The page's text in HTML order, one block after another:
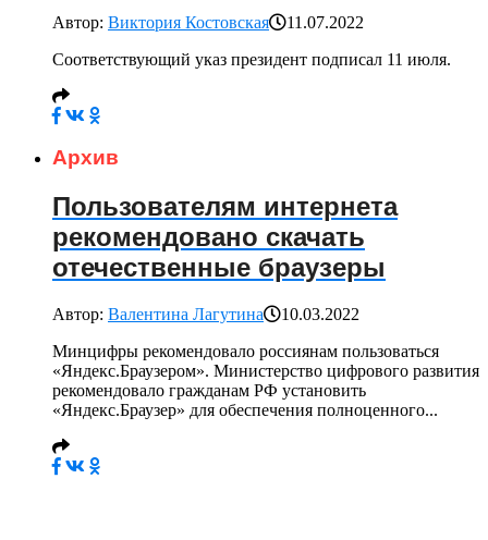
Автор: Виктория Костовская
11.07.2022
Соответствующий указ президент подписал 11 июля.
Архив
Пользователям интернета
рекомендовано скачать
отечественные браузеры
Автор: Валентина Лагутина
10.03.2022
Минцифры рекомендовало россиянам пользоваться
«Яндекс.Браузером». Министерство цифрового развития
рекомендовало гражданам РФ установить
«Яндекс.Браузер» для обеспечения полноценного...